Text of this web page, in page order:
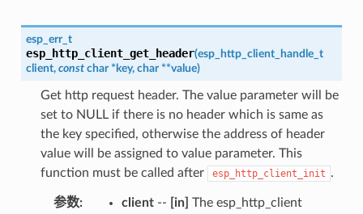
esp_err_t
esp_http_client_get_header(esp_http_client_handle_t
client, const char * key, char **value)
Get http request header. The value parameter will be
set to NULL if there is no header which is same as
the key specified, otherwise the address of header
value will be assigned to value parameter. This
function must be called after
esp_http_client_init .
参数: client-- [in] The esp_http_client